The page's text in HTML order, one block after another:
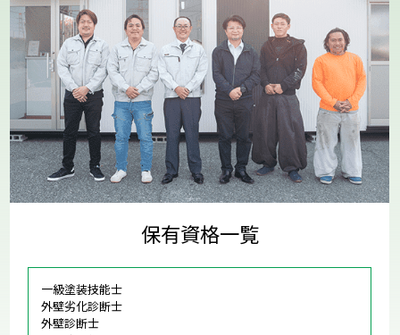
保有資格一覧
一級塗装技能士
外壁劣化診断士
外壁診断士